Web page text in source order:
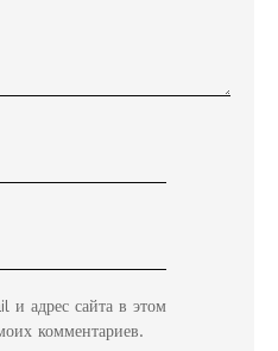
и адрес сайта в этом
комментариев.